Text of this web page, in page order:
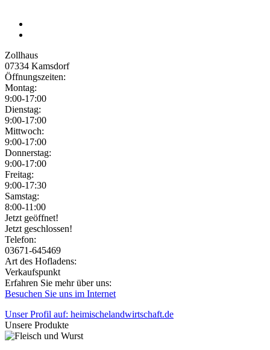
Zollhaus
07334 Kamsdorf
Öffnungszeiten:
Montag:
9:00-17:00
Dienstag:
9:00-17:00
Mittwoch:
9:00-17:00
Donnerstag:
9:00-17:00
Freitag:
9:00-17:30
Samstag:
8:00-11:00
Jetzt geöffnet!
Jetzt geschlossen!
Telefon:
03671-645469
Art des Hofladens:
Verkaufspunkt
Erfahren Sie mehr über uns:
Besuchen Sie uns im Internet
Unser Profil auf: heimischelandwirtschaft.de
Unsere Produkte